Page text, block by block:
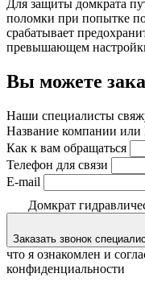
Для защиты домкрата
поломки при попытке
срабатывает
превышающем
Вы можете
Наши специалисты
Название компании
Как к вам обращаться
Телефон для связи
E-mail
Домкрат
Заказать звонок
что я ознакомлен и
конфиденциальности